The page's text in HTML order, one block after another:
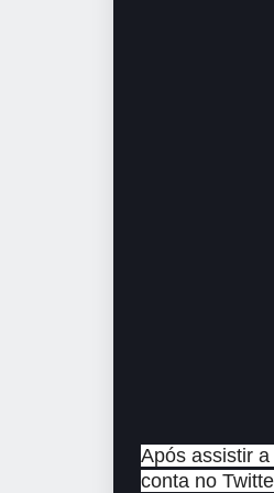
Após assistir
conta no